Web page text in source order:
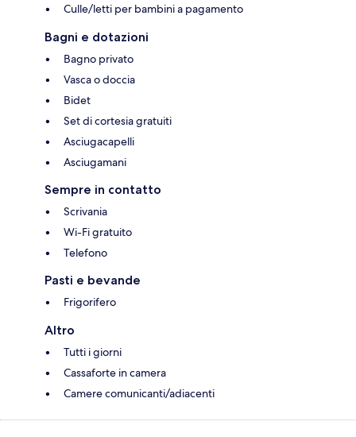
Culle/letti per bambini a pagamento
Bagni e dotazioni
Bagno privato
Vasca o doccia
Bidet
Set di cortesia gratuiti
Asciugacapelli
Asciugamani
Sempre in contatto
Scrivania
Wi-Fi gratuito
Telefono
Pasti e bevande
Frigorifero
Altro
Tutti i giorni
Cassaforte in camera
Camere comunicanti/adiacenti